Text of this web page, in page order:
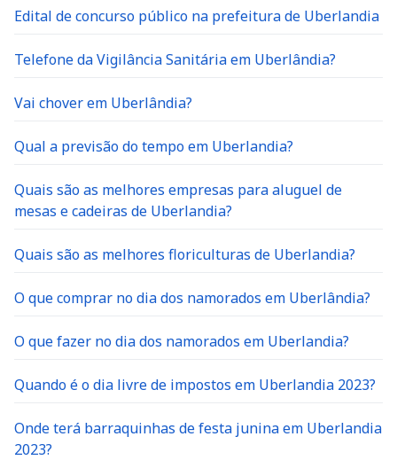
Edital de concurso público na prefeitura de Uberlandia
Telefone da Vigilância Sanitária em Uberlândia?
Vai chover em Uberlândia?
Qual a previsão do tempo em Uberlandia?
Quais são as melhores empresas para aluguel de
mesas e cadeiras de Uberlandia?
Quais são as melhores floriculturas de Uberlandia?
O que comprar no dia dos namorados em Uberlândia?
O que fazer no dia dos namorados em Uberlandia?
Quando é o dia livre de impostos em Uberlandia 2023?
Onde terá barraquinhas de festa junina em Uberlandia
2023?